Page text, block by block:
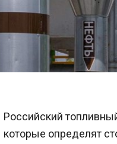
Российский
которые определят